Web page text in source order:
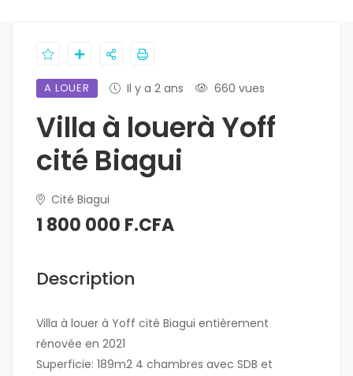
A LOUER Il y a 2 ans 660 vues
Villa à louerà Yoff
cité Biagui
Cité Biagui
1 800 000 F.CFA
Description
Villa à louer à Yoff cité Biagui entièrement
rénovée en 2021
Superficie: 189m2 4 chambres avec SDB et